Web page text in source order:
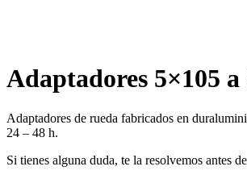
Adaptadores 5×105 a
Adaptadores de rueda fabricados en
24 – 48 h.
Si tienes alguna duda, te la resolvemos antes